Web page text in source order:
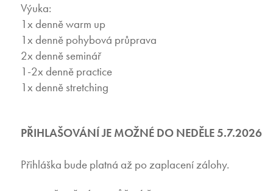
Výuka:
1x denně warm up
1x denně pohybová průprava
2x denně seminář
1-2x denně practice
1x denně stretching
PŘIHLAŠOVÁNÍ JE MOŽNÉ DO NEDĚLE 5.7.2026
Přihláška bude platná až po zaplacení zálohy.